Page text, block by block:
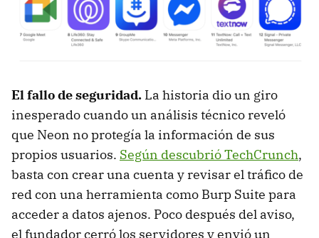
El fallo de seguridad. La historia dio un giro
inesperado cuando un análisis técnico reveló
que Neon no protegía la información de sus
propios usuarios. Según descubrió TechCrunch,
basta con crear una cuenta y revisar el tráfico de
red con una herramienta como Burp Suite para
acceder a datos ajenos. Poco después del aviso,
el fundador cerró los servidores y envió un